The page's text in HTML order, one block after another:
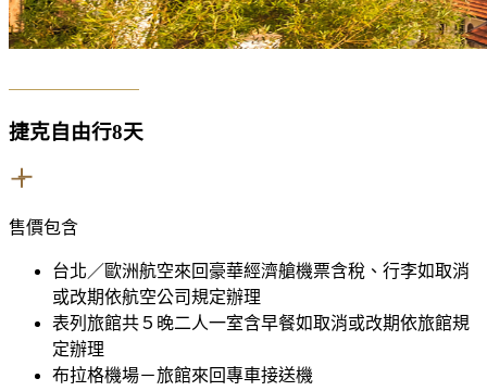
捷克自由行8天
售價包含
台北／歐洲航空來回豪華經濟艙機票含稅、行李如取消
或改期依航空公司規定辦理
表列旅館共５晚二人一室含早餐如取消或改期依旅館規
定辦理
布拉格機場－旅館來回專車接送機